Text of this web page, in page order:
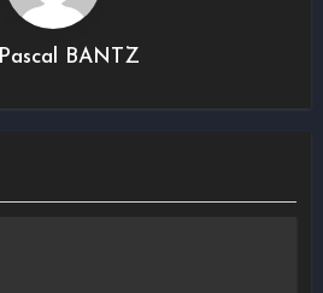
Pascal BANTZ